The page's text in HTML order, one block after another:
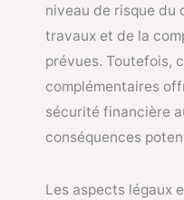
niveau de risque du
travaux et de la
prévues. Toutefois,
complémentaires
sécurité financière
conséquences
Les aspects légaux